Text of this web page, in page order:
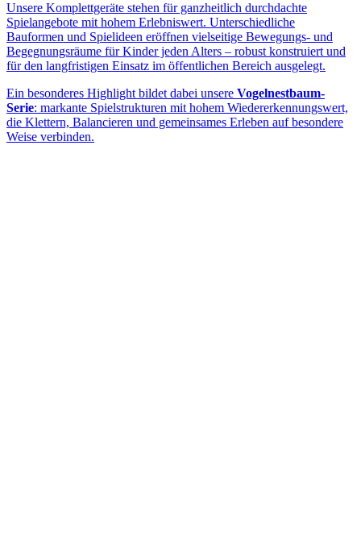
Unsere Komplettgeräte stehen für ganzheitlich durchdachte
Spielangebote mit hohem Erlebniswert. Unterschiedliche
Bauformen und Spielideen eröffnen vielseitige Bewegungs- und
Begegnungsräume für Kinder jeden Alters – robust konstruiert und
für den langfristigen Einsatz im öffentlichen Bereich ausgelegt.
Ein besonderes Highlight bildet dabei unsere Vogelnestbaum-
Serie: markante Spielstrukturen mit hohem Wiedererkennungswert,
die Klettern, Balancieren und gemeinsames Erleben auf besondere
Weise verbinden.